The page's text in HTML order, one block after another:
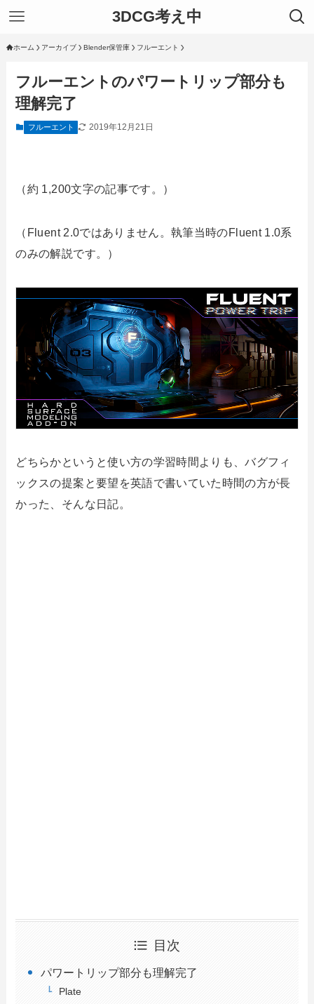
3DCG考え中
ホーム アーカイブ Blender保管庫 フルーエント
フルーエントのパワートリップ部分も
理解完了
フルーエント 2019年12月21日
（約 1,200文字の記事です。）
（Fluent 2.0ではありません。執筆当時のFluent 1.0系
のみの解説です。）
どちらかというと使い方の学習時間よりも、バグフィ
ックスの提案と要望を英語で書いていた時間の方が長
かった、そんな日記。
目次
パワートリップ部分も理解完了
Plate